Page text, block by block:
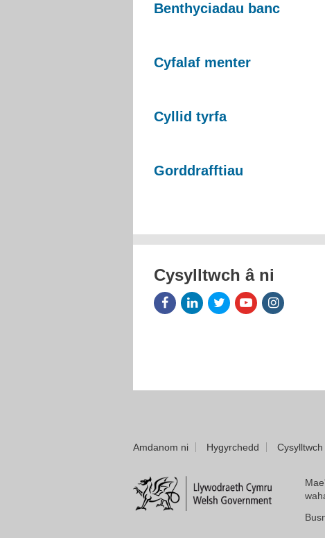
Benthyciadau banc
Cyfalaf menter
Cyllid tyrfa
Gorddrafftiau
Cysylltwch â ni
Facebook
Icon
LinkedIn
Icon
Twitter
Icon
Youtube
Icon
Instagram
Icon
Amdanom ni Hygyrchedd